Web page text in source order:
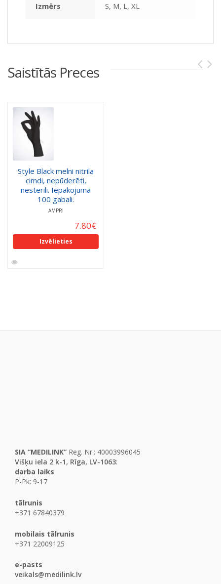
Izmērs S, M, L, XL
Saistītās Preces
Style Black melni nitrila
cimdi, nepūderēti,
nesterili. Iepakojumā
100 gabali.
AMPRI
7.80€
Izvēlieties
SIA “MEDILINK” Reg. Nr.: 40003996045
Višķu iela 2 k-1, Rīga, LV-1063:
darba laiks
P-Pk: 9-17
tālrunis
+371 67840379
mobilais tālrunis
+371 22009125
e-pasts
veikals@medilink.lv